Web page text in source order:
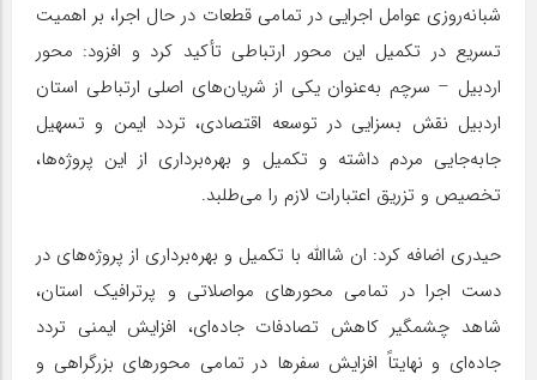
شبانه‌روزی عوامل اجرایی در تمامی قطعات در حال اجرا، بر اهمیت
تسریع در تکمیل این محور ارتباطی تأکید کرد و افزود: محور
اردبیل – سرچم به‌عنوان یکی از شریان‌های اصلی ارتباطی استان
اردبیل نقش بسزایی در توسعه اقتصادی، تردد ایمن و تسهیل
جابه‌جایی مردم داشته و تکمیل و بهره‌برداری از این پروژه‌ها،
تخصیص و تزریق اعتبارات لازم را می‌طلبد.
حیدری اضافه کرد: ان شاالله با تکمیل و بهره‌برداری از پروژه‌های در
دست اجرا در تمامی محورهای مواصلاتی و پرترافیک استان،
شاهد چشمگیر کاهش تصادفات جاده‌ای، افزایش ایمنی تردد
جاده‌ای و نهایتاً افزایش سفرها در تمامی محورهای بزرگراهی و